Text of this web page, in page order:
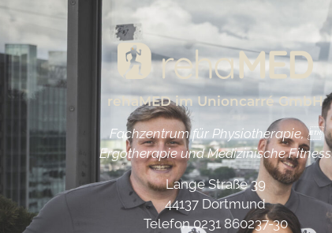
rehaMED im Unioncarré GmbH
Fachzentrum für Physiotherapie, 
Ergotherapie und Medizinische Fitness
Lange Straße 39
44137 Dortmund
Telefon 0231 860237-30